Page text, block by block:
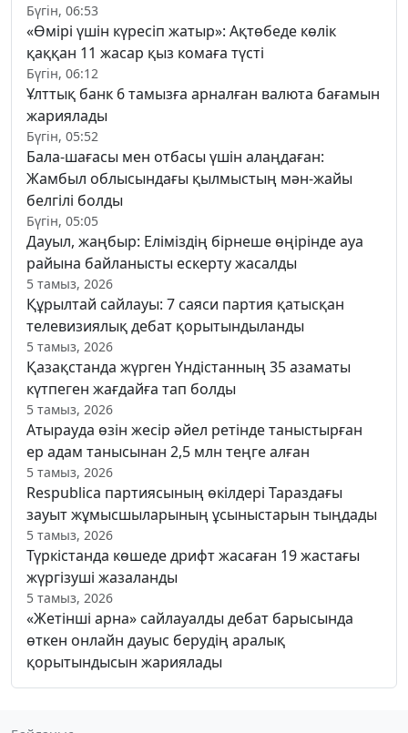
Бүгін, 06:53
«Өмірі үшін күресіп жатыр»: Ақтөбеде көлік
қаққан 11 жасар қыз комаға түсті
Бүгін, 06:12
Ұлттық банк 6 тамызға арналған валюта бағамын
жариялады
Бүгін, 05:52
Бала-шағасы мен отбасы үшін алаңдаған:
Жамбыл облысындағы қылмыстың мән-жайы
белгілі болды
Бүгін, 05:05
Дауыл, жаңбыр: Еліміздің бірнеше өңірінде ауа
райына байланысты ескерту жасалды
5 тамыз, 2026
Құрылтай сайлауы: 7 саяси партия қатысқан
телевизиялық дебат қорытындыланды
5 тамыз, 2026
Қазақстанда жүрген Үндістанның 35 азаматы
күтпеген жағдайға тап болды
5 тамыз, 2026
Атырауда өзін жесір әйел ретінде таныстырған
ер адам танысынан 2,5 млн теңге алған
5 тамыз, 2026
Respublica партиясының өкілдері Тараздағы
зауыт жұмысшыларының ұсыныстарын тыңдады
5 тамыз, 2026
Түркістанда көшеде дрифт жасаған 19 жастағы
жүргізуші жазаланды
5 тамыз, 2026
«Жетінші арна» сайлауалды дебат барысында
өткен онлайн дауыс берудің аралық
қорытындысын жариялады